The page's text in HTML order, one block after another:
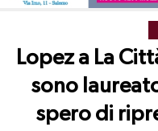
Lopez a La
sono
spero di